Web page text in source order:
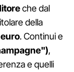
che dal
della
. Continui e
,
e quelli